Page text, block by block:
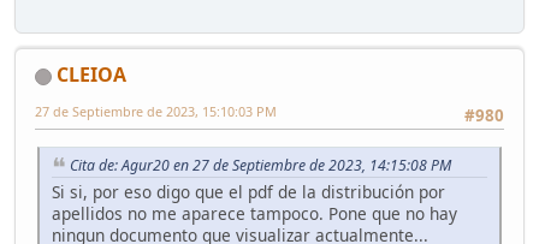
CLEIOA
#980
27 de Septiembre de 2023, 15:10:03 PM
Cita de: Agur20 en 27 de Septiembre de 2023, 14:15:08 PM
Si si, por eso digo que el pdf de la distribución por
apellidos no me aparece tampoco. Pone que no hay
ningun documento que visualizar actualmente...